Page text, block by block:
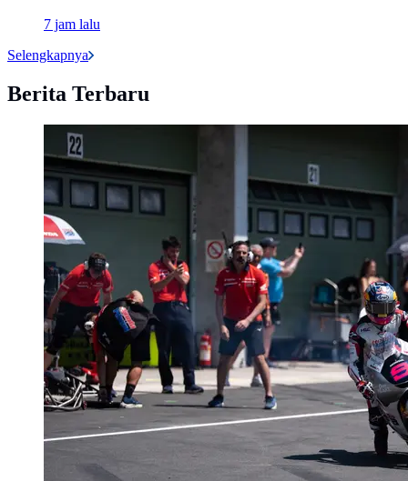
7 jam lalu
Selengkapnya
Berita Terbaru